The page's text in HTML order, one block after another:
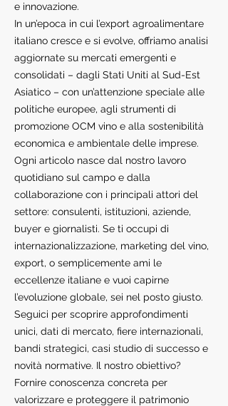
e innovazione.
In un’epoca in cui l’export agroalimentare
italiano cresce e si evolve, offriamo analisi
aggiornate su mercati emergenti e
consolidati – dagli Stati Uniti al Sud-Est
Asiatico – con un’attenzione speciale alle
politiche europee, agli strumenti di
promozione OCM vino e alla sostenibilità
economica e ambientale delle imprese.
Ogni articolo nasce dal nostro lavoro
quotidiano sul campo e dalla
collaborazione con i principali attori del
settore: consulenti, istituzioni, aziende,
buyer e giornalisti. Se ti occupi di
internazionalizzazione, marketing del vino,
export, o semplicemente ami le
eccellenze italiane e vuoi capirne
l’evoluzione globale, sei nel posto giusto.
Seguici per scoprire approfondimenti
unici, dati di mercato, fiere internazionali,
bandi strategici, casi studio di successo e
novità normative. Il nostro obiettivo?
Fornire conoscenza concreta per
valorizzare e proteggere il patrimonio